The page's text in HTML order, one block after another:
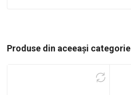
Produse din aceeași categorie